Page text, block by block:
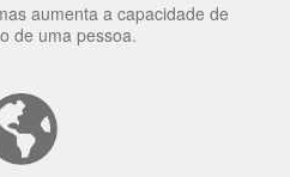
aumenta a capacidade de
de uma pessoa.